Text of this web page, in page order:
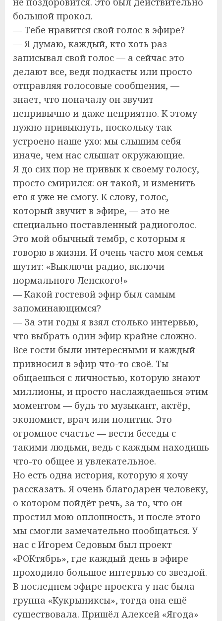
большой прокол.
— Тебе нравится свой голос в эфире?
— Я думаю, каждый, кто хоть раз
записывал свой голос — а сейчас это
делают все, ведя подкасты или просто
отправляя голосовые сообщения, —
знает, что поначалу он звучит
непривычно и даже неприятно. К этому
нужно привыкнуть, поскольку так
устроено наше ухо: мы слышим себя
иначе, чем нас слышат окружающие.
Я до сих пор не привык к своему голосу,
просто смирился: он такой, и изменить
его я уже не смогу. К слову, голос,
который звучит в эфире, — это не
специально поставленный радиоголос.
Это мой обычный тембр, с которым я
говорю в жизни. И очень часто моя семья
шутит: «Выключи радио, включи
нормального Ленского!»
— Какой гостевой эфир был самым
запоминающимся?
— За эти годы я взял столько интервью,
что выбрать один эфир крайне сложно.
Все гости были интересными и каждый
привносил в эфир что-то своё. Ты
общаешься с личностью, которую знают
миллионы, и просто наслаждаешься этим
моментом — будь то музыкант, актёр,
экономист, врач или политик. Это
огромное счастье — вести беседы с
такими людьми, ведь с каждым находишь
что-то общее и увлекательное.
Но есть одна история, которую я хочу
рассказать. Я очень благодарен человеку,
о котором пойдёт речь, за то, что он
простил мою оплошность, и после этого
мы смогли замечательно пообщаться. У
нас с Игорем Седовым был проект
«РОКтябрь», где каждый день в эфире
проходило большое интервью со звездой.
В последнем эфире проекта у нас была
группа «Кукрыниксы», тогда она ещё
существовала. Пришёл Алексей «Ягода»